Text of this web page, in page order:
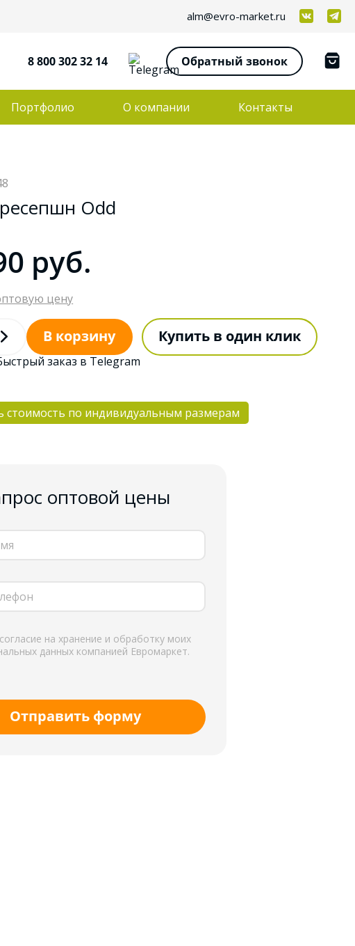
alm@evro-market.ru
8 800 302 32 14 Обратный звонок
Портфолио О компании Контакты
Odd
руб.
цену
В корзину Купить в один клик
заказ в Telegram
стоимость по индивидуальным размерам
оптовой цены
на хранение и обработку моих
данных компанией Евромаркет.
Отправить форму